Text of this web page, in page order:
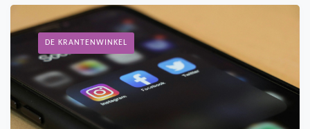
DE KRANTENWINKEL